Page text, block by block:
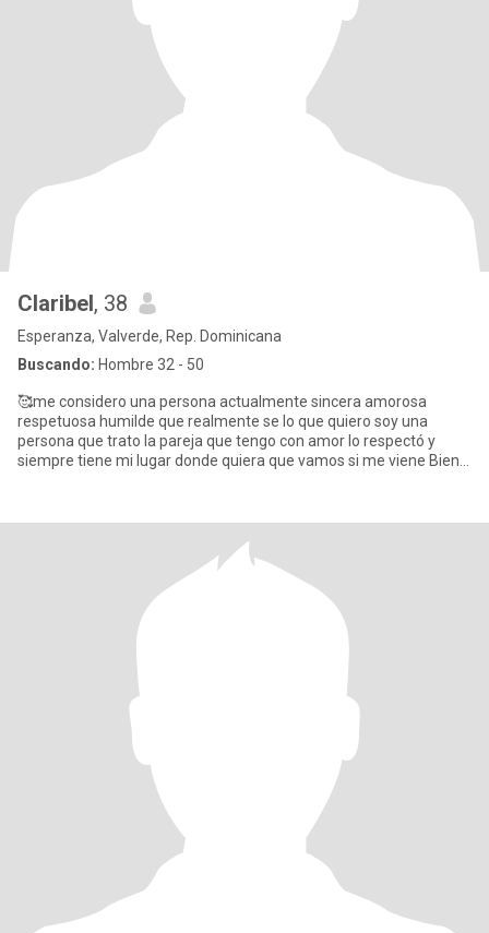
Claribel, 38
Esperanza, Valverde, Rep. Dominicana
Buscando: Hombre 32 - 50
🥰me considero una persona actualmente sincera amorosa
respetuosa humilde que realmente se lo que quiero soy una
persona que trato la pareja que tengo con amor lo respectó y
siempre tiene mi lugar donde quiera que vamos si me viene Biene